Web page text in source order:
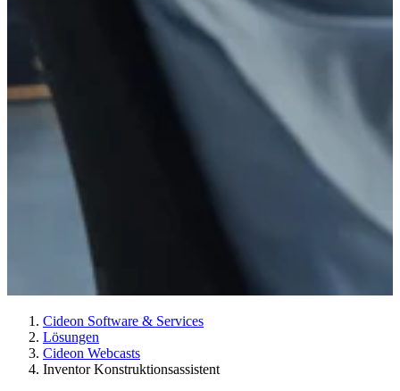
Cideon Software & Services
Lösungen
Cideon Webcasts
Inventor Konstruktionsassistent